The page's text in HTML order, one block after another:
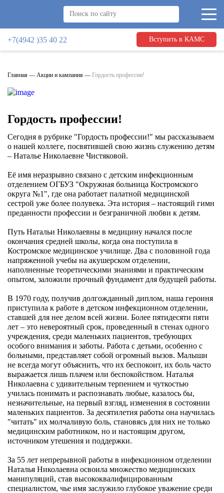
+7(4942 )35 40 22 Вступить в КАМС
Главная — Акции и кампания — Гордость профессии!
Гордость профессии!
Сегодня в рубрике "Гордость профессии!" мы рассказываем
о нашей коллеге, посвятившей свою жизнь служению детям
– Наталье Николаевне Чистяковой.
Её имя неразрывно связано с детским инфекционным
отделением ОГБУЗ "Окружная больница Костромского
округа №1", где она работает палатной медицинской
сестрой уже более полувека. Эта история – настоящий гимн
преданности профессии и безграничной любви к детям.
Путь Натальи Николаевны в медицину начался после
окончания средней школы, когда она поступила в
Костромское медицинское училище. Два с половиной года
напряженной учебы на акушерском отделении,
наполненные теоретическими знаниями и практическим
опытом, заложили прочный фундамент для будущей работы.
В 1970 году, получив долгожданный диплом, наша героиня
приступила к работе в детском инфекционном отделении,
ставшей для нее делом всей жизни. Более пятидесяти пяти
лет – это невероятный срок, проведенный в стенах одного
учреждения, среди маленьких пациентов, требующих
особого внимания и заботы. Работа с детьми, особенно с
больными, представляет собой огромный вызов. Малыши
не всегда могут объяснить, что их беспокоит, их боль часто
выражается лишь плачем или беспокойством. Наталья
Николаевна с удивительным терпением и чуткостью
училась понимать и распознавать любые, казалось бы,
незначительные, на первый взгляд, изменения в состоянии
маленьких пациентов. За десятилетия работы она научилась
"читать" их молчаливую боль, становясь для них не только
медицинским работником, но и настоящим другом,
источником утешения и поддержки.
За 55 лет непрерывной работы в инфекционном отделении
Наталья Николаевна освоила множество медицинских
манипуляций, став высококвалифицированным
специалистом, чье имя заслужило глубокое уважение среди